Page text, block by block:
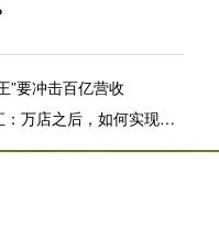
”要冲击百亿营收
之后，如何实现精益式增长